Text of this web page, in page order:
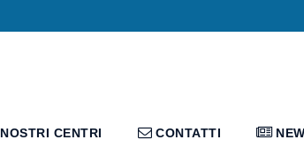
CENTRI CONTATTI